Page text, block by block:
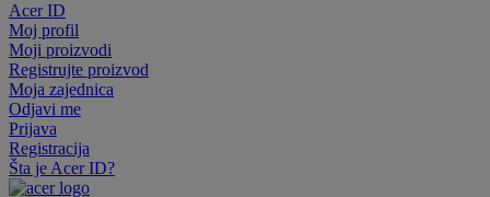
Acer ID
Moj profil
Moji proizvodi
Registrujte proizvod
Moja zajednica
Odjavi me
Prijava
Registracija
Šta je Acer ID?